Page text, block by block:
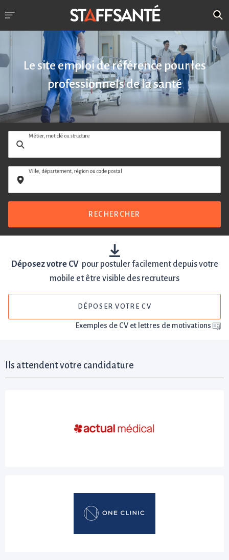
Le site emploi de référence pour les
professionnels de la santé
Métier, mot clé ou structure
Ville, département, région ou code postal
RECHERCHER
Déposez votre CVpour postuler facilement depuis votre
mobile et être visible des recruteurs
DÉPOSER VOTRE CV
Exemples de CV et lettres de motivations
Ils attendent votre candidature